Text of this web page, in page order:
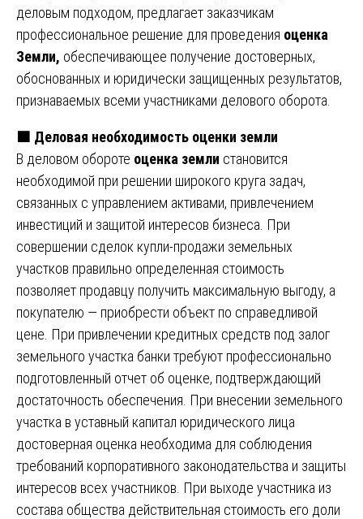
деловым подходом, предлагает заказчикам
профессиональное решение для проведения оценка
Земли, обеспечивающее получение достоверных,
обоснованных и юридически защищенных результатов,
признаваемых всеми участниками делового оборота.
🟧 Деловая необходимость оценки земли
В деловом обороте оценка земли становится
необходимой при решении широкого круга задач,
связанных с управлением активами, привлечением
инвестиций и защитой интересов бизнеса. При
совершении сделок купли-продажи земельных
участков правильно определенная стоимость
позволяет продавцу получить максимальную выгоду, а
покупателю — приобрести объект по справедливой
цене. При привлечении кредитных средств под залог
земельного участка банки требуют профессионально
подготовленный отчет об оценке, подтверждающий
достаточность обеспечения. При внесении земельного
участка в уставный капитал юридического лица
достоверная оценка необходима для соблюдения
требований корпоративного законодательства и защиты
интересов всех участников. При выходе участника из
состава общества действительная стоимость его доли